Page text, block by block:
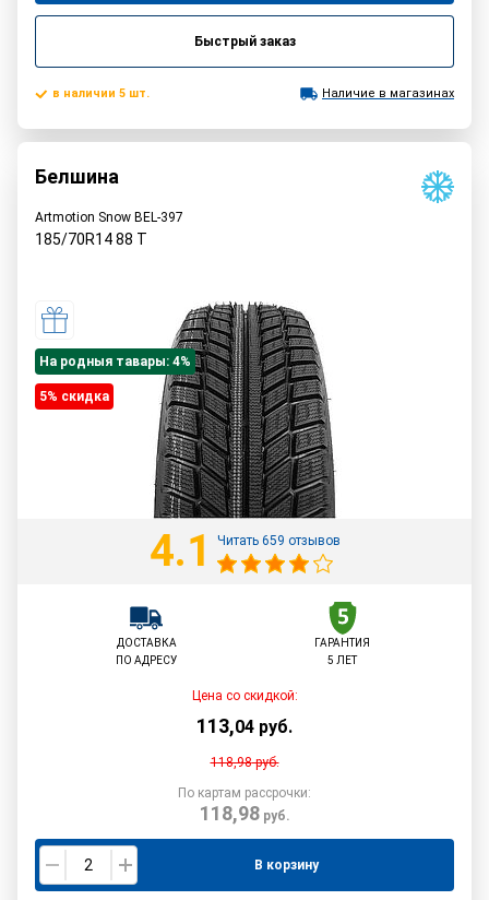
Быстрый заказ
в наличии 5 шт. Наличие в магазинах
Белшина
Artmotion Snow BEL-397
185/70R1488 T
На родныя тавары: 4%
5% cкидка
4.1 Читать 659 отзывов
ДОСТАВКА
ПО АДРЕСУ
ГАРАНТИЯ
5 ЛЕТ
Цена со скидкой:
113,04 руб.
118,98руб.
По картам рассрочки:
118,98руб.
В корзину